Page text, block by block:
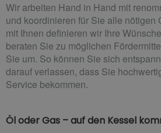
Wir arbeiten Hand in Hand mit
und koordinieren für Sie alle nötigen
mit Ihnen definieren wir Ihre
beraten Sie zu möglichen
Sie um. So können Sie sich
darauf verlassen, dass Sie
Service bekommen.
Öl oder Gas – auf den Kessel